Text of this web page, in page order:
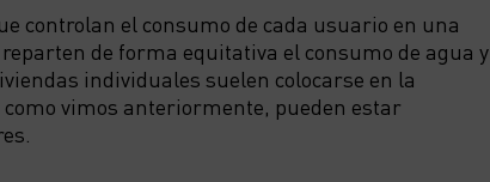
controlan el consumo de cada usuario en una
de forma equitativa el consumo de agua y
individuales suelen colocarse en la
vimos anteriormente, pueden estar